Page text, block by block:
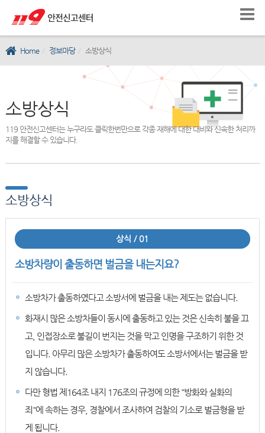
Home 정보마당 소방상식
소방상식
119 안전신고센터는 누구라도 클릭한번만으로 각종 재해에 대한 대비와 신속한 처리까
지를 해결할 수 있습니다.
소방상식
상식 / 01
소방차량이 출동하면 벌금을 내는지요?
소방차가 출동하였다고 소방서에 벌금을 내는 제도는 없습니다.
화재시 많은 소방차들이 동시에 출동하고 있는 것은 신속히 불을 끄
고, 인접장소로 불길이 번지는 것을 막고 인명을 구조하기 위한 것
입니다. 아무리 많은 소방차가 출동하여도 소방서에서는 벌금을 받
지 않습니다.
다만 형법 제164조 내지 176조의 규정에 의한 "방화와 실화의
죄"에 속하는 경우, 경찰에서 조사하여 검찰의 기소로 벌금형을 받
게 됩니다.